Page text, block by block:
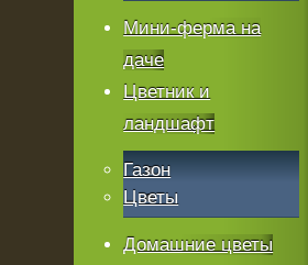
Мини-ферма на
даче
Цветник и
ландшафт
Газон
Цветы
Домашние цветы